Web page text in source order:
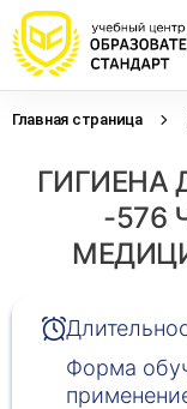
Главная страница
ГИГИЕНА
-576
Форма
Оставьте
Оставьте
Оставьте